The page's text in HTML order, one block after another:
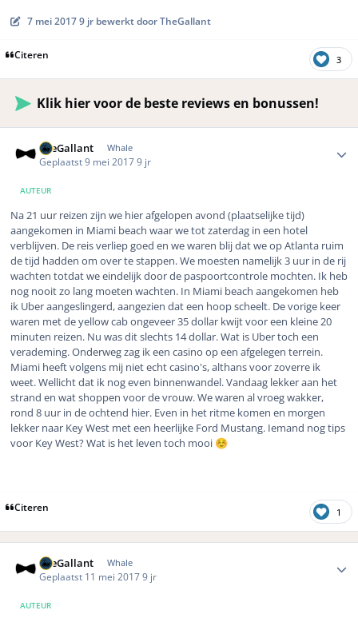
7 mei 20179 jr bewerkt door TheGallant
Citeren 3
Klik hier voor de beste reviews en bonussen!
TheGallant Whale
Geplaatst9 mei 20179 jr
AUTEUR
Na 21 uur reizen zijn we hier afgelopen avond (plaatselijke tijd)
aangekomen in Miami beach waar we tot zaterdag in een hotel
verblijven. De reis verliep goed en we waren blij dat we op Atlanta ruim
de tijd hadden om over te stappen. We moesten namelijk 3 uur in de rij
wachten totdat we eindelijk door de paspoortcontrole mochten. Ik heb
nog nooit zo lang moeten wachten. In Miami beach aangekomen heb
ik Uber aangeslingerd, aangezien dat een hoop scheelt. De vorige keer
waren met de yellow cab ongeveer 35 dollar kwijt voor een kleine 20
minuten reizen. Nu was dit slechts 14 dollar. Wat is Uber toch een
verademing. Onderweg zag ik een casino op een afgelegen terrein.
Miami heeft volgens mij niet echt casino's, althans voor zoverre ik
weet. Wellicht dat ik nog even binnenwandel. Vandaag lekker aan het
strand en wat shoppen voor de vrouw. We waren al vroeg wakker,
rond 8 uur in de ochtend hier. Even in het ritme komen en morgen
lekker naar Key West met een heerlijke Ford Mustang. Iemand nog tips
voor Key West? Wat is het leven toch mooi ☺️
Citeren 1
TheGallant Whale
Geplaatst 11 mei 20179 jr
AUTEUR